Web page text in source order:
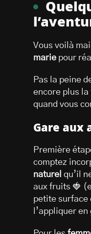
Vous voilà
marie pour
Pas la peine
encore plus la
quand vous
Gare aux
Première
comptez
naturel qu’il
aux fruits 🍓
petite surface
l’appliquer